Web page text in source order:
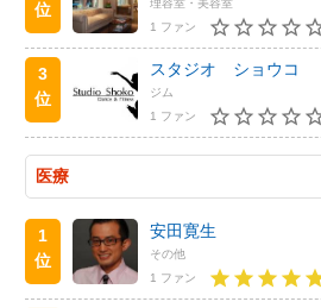
位
1 ファン
3
位
スタジオ ショウコ
ジム
1 ファン
医療
1
位
安田寛生
その他
1 ファン